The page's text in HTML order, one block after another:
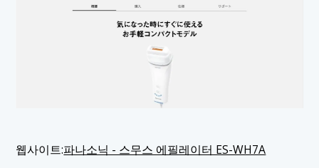
웹사이트:파나소닉 - 스무스 에필레이터 ES-WH7A